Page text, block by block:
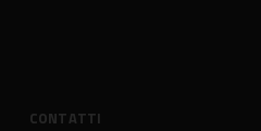
CONTATTI